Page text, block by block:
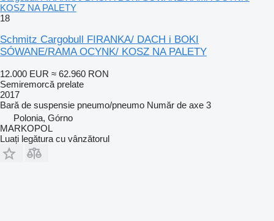
KOSZ NA PALETY
18
Schmitz Cargobull FIRANKA/ DACH i BOKI
SÓWANE/RAMA OCYNK/ KOSZ NA PALETY
12.000 EUR ≈ 62.960 RON
Semiremorcă prelate
2017
Bară de suspensie pneumo/pneumo Număr de axe 3
Polonia, Górno
MARKOPOL
Luați legătura cu vânzătorul